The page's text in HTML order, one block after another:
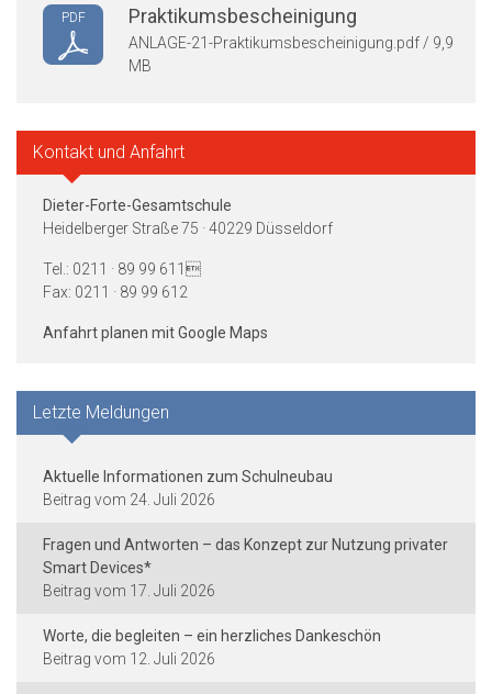
PDF Praktikumsbescheinigung
ANLAGE-21-Praktikumsbescheinigung.pdf / 9,9
MB
Kontakt und Anfahrt
Dieter-Forte-Gesamtschule
Heidelberger Straße 75 · 40229 Düsseldorf
Tel.: 0211 · 89 99 611
Fax: 0211 · 89 99 612
Anfahrt planen mit Google Maps
Letzte Meldungen
Aktuelle Informationen zum Schulneubau
24. Juli 2026
Fragen und Antworten – das Konzept zur Nutzung privater
Smart Devices*
17. Juli 2026
Worte, die begleiten – ein herzliches Dankeschön
12. Juli 2026